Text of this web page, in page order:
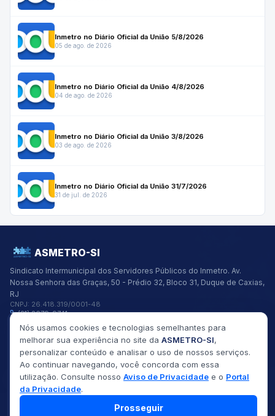
Inmetro no Diário Oficial da União 5/8/2026
05 de ago. de 2026
Inmetro no Diário Oficial da União 4/8/2026
04 de ago. de 2026
Inmetro no Diário Oficial da União 3/8/2026
03 de ago. de 2026
Inmetro no Diário Oficial da União 31/7/2026
31 de jul. de 2026
ASMETRO-SI
Sindicato Intermunicipal dos Servidores Públicos do Inmetro. Av.
Nossa Senhora das Graças, 50 - Prédio 32, Bloco 31, Duque de Caxias,
RJ
CNPJ: 26.418.319/0001-48
(21) 2679-9741
asmetro@asmetro.org.br
Links Rápidos
Institucional
Gestão
Saúde
Convênios
Fóruns
Seus Direitos
2026 ASMETRO-SI
Nós usamos cookies e tecnologias semelhantes para
melhorar sua experiência no site da ASMETRO-SI,
personalizar conteúdo e analisar o uso de nossos serviços.
Ao continuar navegando, você concorda com essa
utilização. Consulte nosso Aviso de Privacidade e o Portal
da Privacidade.
Prosseguir